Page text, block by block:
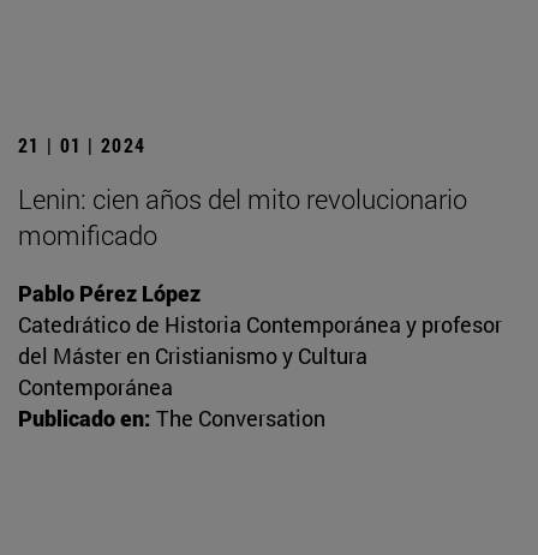
21 | 01 | 2024
Lenin: cien años del mito revolucionario
momificado
Pablo Pérez López
Catedrático de Historia Contemporánea y profesor
del Máster en Cristianismo y Cultura
Contemporánea
Publicado en: The Conversation